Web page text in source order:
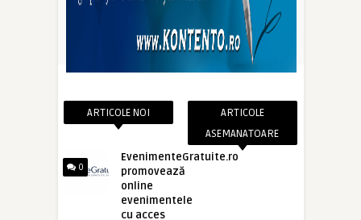
ARTICOLE NOI
0
EvenimenteGratuite.ro
promovează
online
evenimentele
cu acces
ARTICOLE
ASEMANATOARE